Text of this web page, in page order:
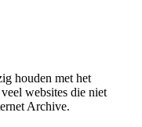
houden met het
websites die niet
Archive.